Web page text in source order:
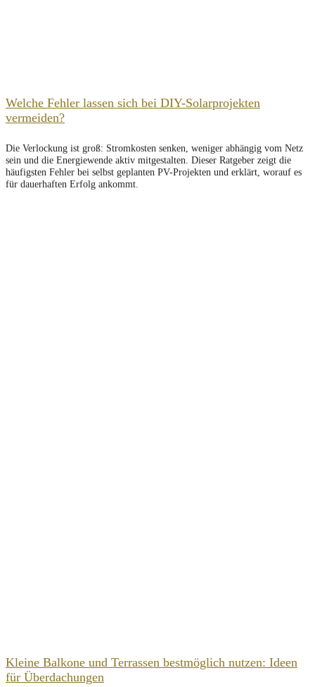
Welche Fehler lassen sich bei DIY-Solarprojekten
vermeiden?
Die Verlockung ist groß: Stromkosten senken, weniger abhängig vom Netz
sein und die Energiewende aktiv mitgestalten. Dieser Ratgeber zeigt die
häufigsten Fehler bei selbst geplanten PV-Projekten und erklärt, worauf es
für dauerhaften Erfolg ankommt.
Kleine Balkone und Terrassen bestmöglich nutzen: Ideen
für Überdachungen